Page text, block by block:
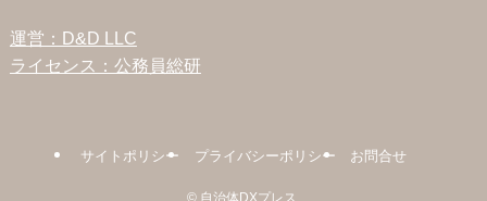
運営：D&D LLC
ライセンス：公務員総研
サイトポリシー プライバシーポリシー お問合せ